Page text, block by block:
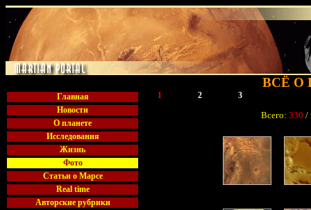
ВСЁ О
Главная
Новости
О планете
Исследования
Жизнь
Фото
Статьи о Марсе
Real time
Авторские рубрики
1 2 3
Всего: 330 /